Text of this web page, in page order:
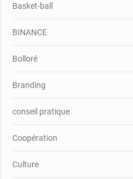
Basket-ball
BINANCE
Bolloré
Branding
conseil pratique
Coopération
Culture